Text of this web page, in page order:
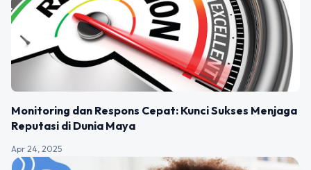
Monitoring dan Respons Cepat: Kunci Sukses Menjaga
Reputasi di Dunia Maya
Apr 24, 2025